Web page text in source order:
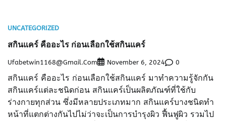
UNCATEGORIZED
สกินแคร์ คืออะไร ก่อนเลือกใช้สกินแคร์
Ufabetwin1168@gmail.com November 6, 2024 0
สกินแคร์ คืออะไร ก่อนเลือกใช้สกินแคร์ มาทำความรู้จักกัน
สกินแคร์แต่ละชนิดก่อน สกินแคร์เป็นผลิตภัณฑ์ที่ใช้กับ
ร่างกายทุกส่วน ซึ่งมีหลายประเภทมาก สกินแคร์บางชนิดทำ
หน้าที่แตกต่างกันไปไม่ว่าจะเป็นการบำรุงผิว ฟื้นฟูผิว รวมไป